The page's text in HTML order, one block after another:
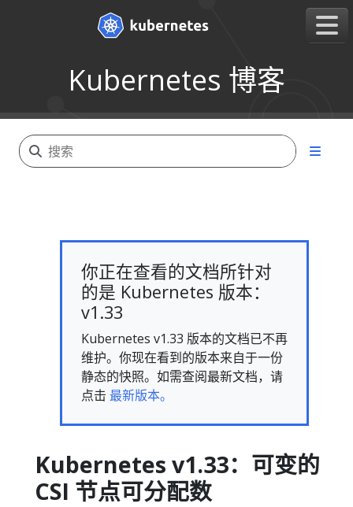
Kubernetes 博客
你正在查看的文档所针对
的是 Kubernetes 版本：
v1.33
Kubernetes v1.33 版本的文档已不再
维护。你现在看到的版本来自于一份
静态的快照。如需查阅最新文档，请
点击 最新版本。
Kubernetes v1.33：可变的
CSI 节点可分配数